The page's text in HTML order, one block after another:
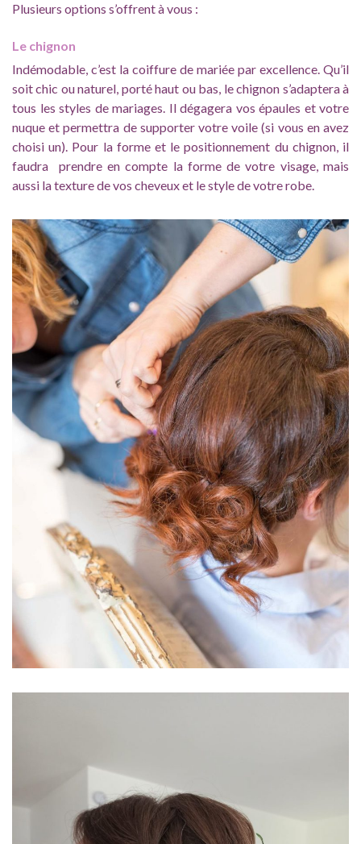
Plusieurs options s’offrent à vous :
Le chignon
Indémodable, c’est la coiffure de mariée par excellence. Qu’il
soit chic ou naturel, porté haut ou bas, le chignon s’adaptera à
tous les styles de mariages. Il dégagera vos épaules et votre
nuque et permettra de supporter votre voile (si vous en avez
choisi un). Pour la forme et le positionnement du chignon, il
faudra prendre en compte la forme de votre visage, mais
aussi la texture de vos cheveux et le style de votre robe.